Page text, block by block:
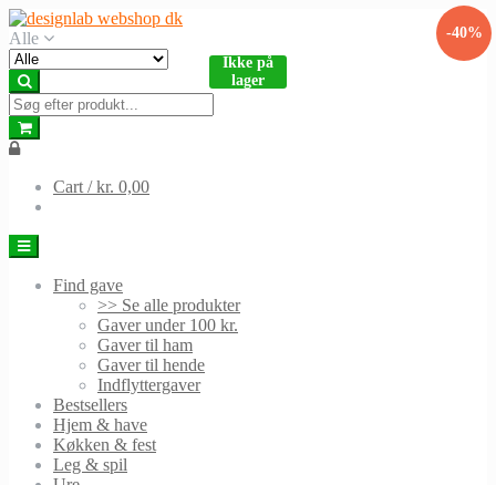
Skip
to
navigation
Skip
to
content
Alle
Cart /kr. 0,00
Find gave
>> Se alle produkter
Gaver under 100 kr.
Gaver til ham
Gaver til hende
Indflyttergaver
Bestsellers
Hjem & have
Køkken & fest
Leg & spil
-40%
Ikke på
lager